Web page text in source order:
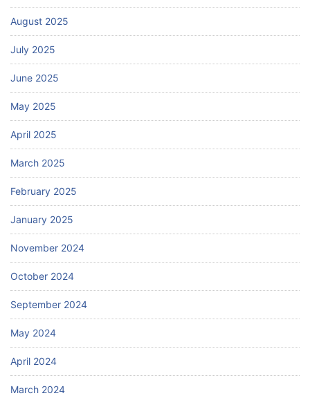
August 2025
July 2025
June 2025
May 2025
April 2025
March 2025
February 2025
January 2025
November 2024
October 2024
September 2024
May 2024
April 2024
March 2024